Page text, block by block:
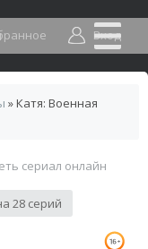
Вход
» Катя: Военная
сериал онлайн
28 серий